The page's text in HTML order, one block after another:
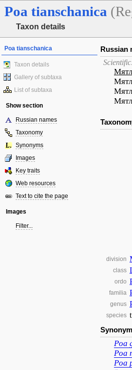
Poa tianschanica
Taxon details
Poa tianschanica
Taxon details
Gallery of subtaxa
List of subtaxa
Show section
Russian names
Taxonomy
Synonyms
Images
Key traits
Web resources
Text to cite the page
Images
Filter...
Russian
division
class
ordo
familia
genus
species
Poa
Poa
Poa